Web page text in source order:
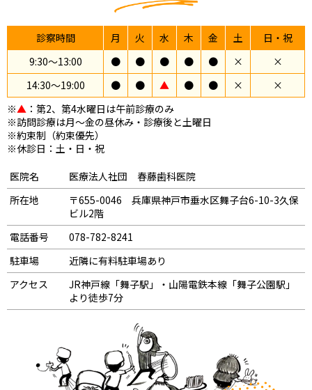
診察時間 月 火 水 木 金 土
日・祝
9:30〜13:00
● ● ● ● ● ×
×
14:30〜19:00
● ● ▲ ● ● ×
×
※▲ ：第2、第4水曜日は午前診療のみ
※訪問診療は月～金の昼休み・診療後と土曜日
※約束制（約束優先）
※休診日：土・日・祝
医院名
医療法人社団 春藤歯科医院
所在地
〒655-0046 兵庫県神戸市垂水区舞子台6-10-3久保
ビル2階
電話番号
078-782-8241
駐車場
近隣に有料駐車場あり
アクセス
JR神戸線「舞子駅」・山陽電鉄本線「舞子公園駅」
より徒歩7分